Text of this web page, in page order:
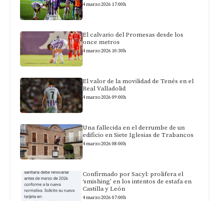
4 marzo 2026 17:00h
El calvario del Promesas desde los
once metros
4 marzo 2026 10:30h
El valor de la movilidad de Tenés en el
Real Valladolid
4 marzo 2026 09:00h
Una fallecida en el derrumbe de un
edificio en Siete Iglesias de Trabancos
4 marzo 2026 08:00h
Confirmado por Sacyl: prolifera el
‘smishing’ en los intentos de estafa en
Castilla y León
4 marzo 2026 07:00h